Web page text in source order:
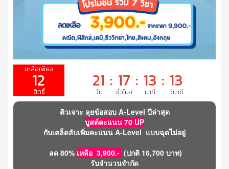
21 : 17 : 13 : 12
12
ติวเจาะ ลุยข้อสอบ A-Level ปีล่าสุด
บูสต์คะแนน 70 UP
กับเคล็ดลับเพิ่มคะแนน A-Level แบบฉุดไม่อยู่
ลด 80% เหลือ 3,900.- (ปกติ 16,700 บาท)
รับจำนวนจำกัด